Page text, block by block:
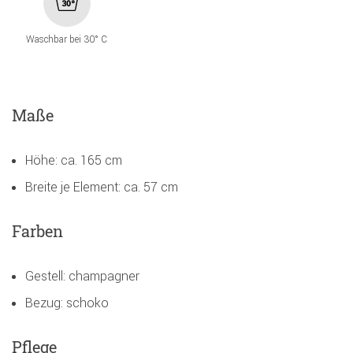
Waschbar bei 30° C
Maße
Höhe: ca. 165 cm
Breite je Element: ca. 57 cm
Farben
Gestell: champagner
Bezug: schoko
Pflege